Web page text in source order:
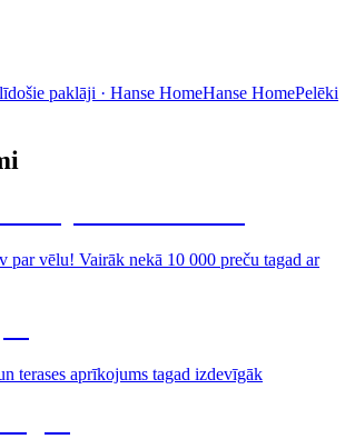
paklāji · Hanse HomeHanse HomePelēki
par vēlu! Vairāk nekā 10 000 preču tagad ar
terases aprīkojums tagad izdevīgāk